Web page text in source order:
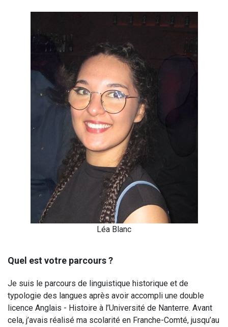
Léa Blanc
Quel est votre parcours ?
Je suis le parcours de linguistique historique et de
typologie des langues après avoir accompli une double
licence Anglais - Histoire à l’Université de Nanterre. Avant
cela, j’avais réalisé ma scolarité en Franche-Comté, jusqu’au